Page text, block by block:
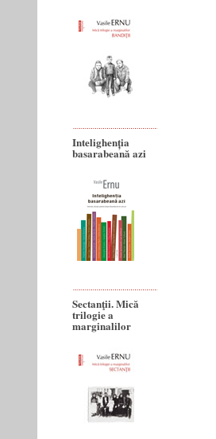
Intelighenția
basarabeană azi
Sectanţii. Mică
trilogie a
marginalilor